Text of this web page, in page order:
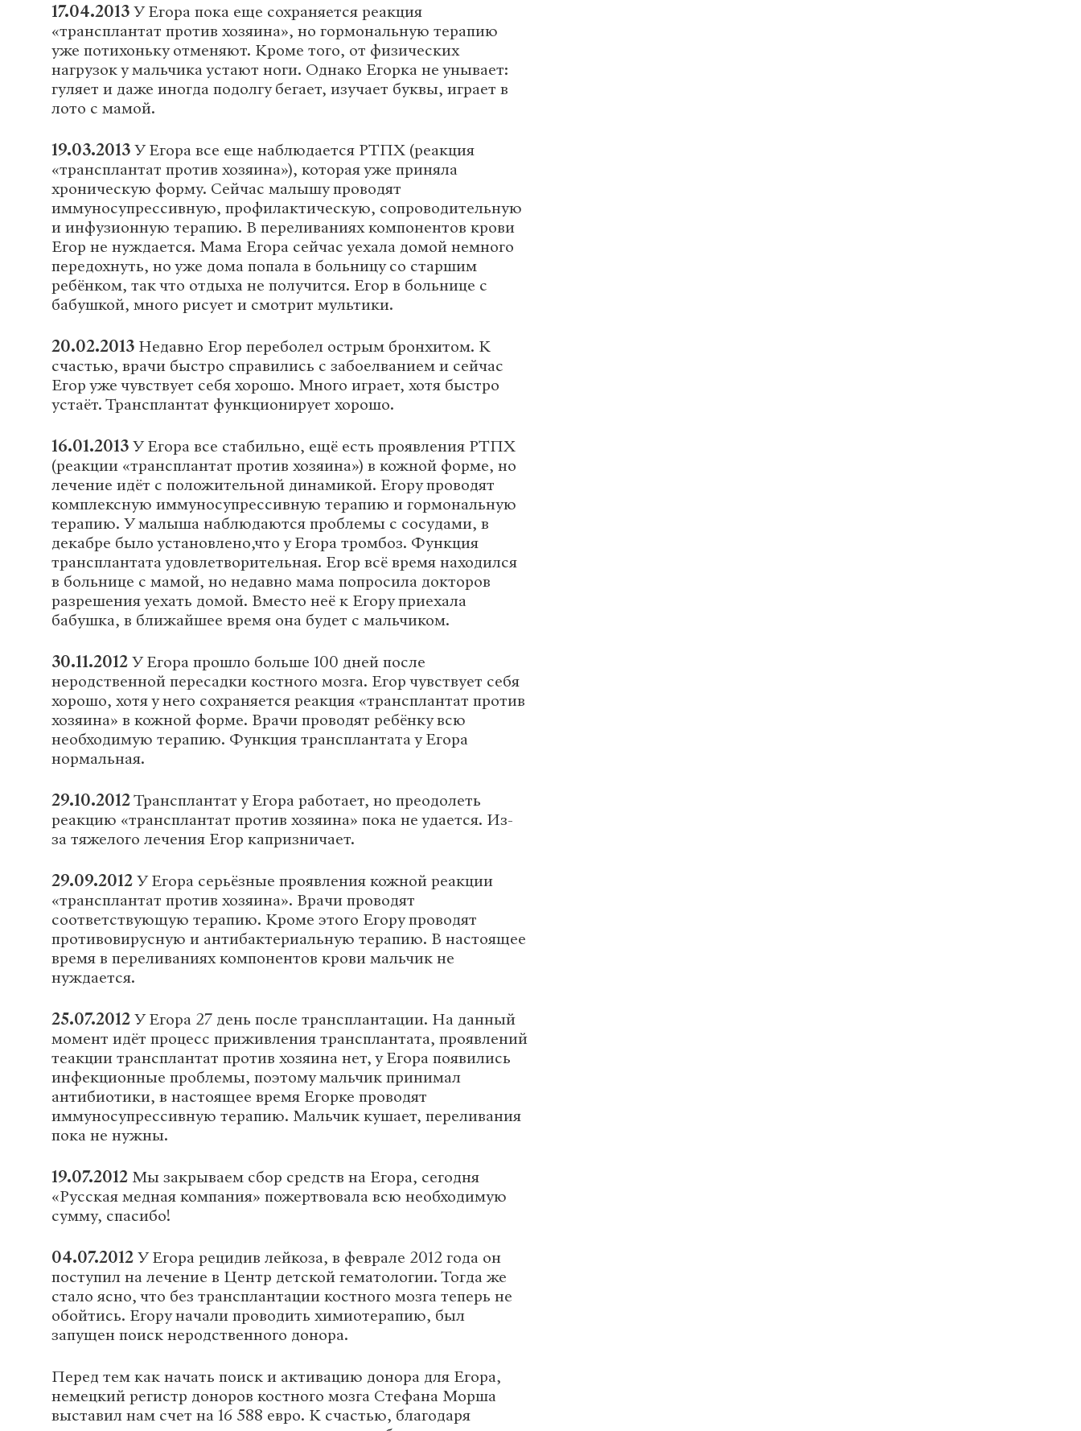
17.04.2013У Егора пока еще сохраняется реакция
«трансплантат против хозяина», но гормональную терапию
уже потихоньку отменяют. Кроме того, от физических
нагрузок у мальчика устают ноги. Однако Егорка не унывает:
гуляет и даже иногда подолгу бегает, изучает буквы, играет в
лото с мамой.
19.03.2013У Егора все еще наблюдается РТПХ (реакция
«трансплантат против хозяина»), которая уже приняла
хроническую форму. Сейчас малышу проводят
иммуносупрессивную, профилактическую, сопроводительную
и инфузионную терапию. В переливаниях компонентов крови
Егор не нуждается. Мама Егора сейчас уехала домой немного
передохнуть, но уже дома попала в больницу со старшим
ребёнком, так что отдыха не получится. Егор в больнице с
бабушкой, много рисует и смотрит мультики.
20.02.2013 Недавно Егор переболел острым бронхитом. К
счастью, врачи быстро справились с забоелванием и сейчас
Егор уже чувствует себя хорошо. Много играет, хотя быстро
устаёт. Трансплантат функционирует хорошо.
16.01.2013У Егора все стабильно, ещё есть проявления РТПХ
(реакции «трансплантат против хозяина») в кожной форме, но
лечение идёт с положительной динамикой. Егору проводят
комплексную иммуносупрессивную терапию и гормональную
терапию. У малыша наблюдаются проблемы с сосудами, в
декабре было установлено,что у Егора тромбоз. Функция
трансплантата удовлетворительная. Егор всё время находился
в больнице с мамой, но недавно мама попросила докторов
разрешения уехать домой. Вместо неё к Егору приехала
бабушка, в ближайшее время она будет с мальчиком.
30.11.2012У Егора прошло больше 100 дней после
неродственной пересадки костного мозга. Егор чувствует себя
хорошо, хотя у него сохраняется реакция «трансплантат против
хозяина» в кожной форме. Врачи проводят ребёнку всю
необходимую терапию. Функция трансплантата у Егора
нормальная.
29.10.2012Трансплантат у Егора работает, но преодолеть
реакцию «трансплантат против хозяина» пока не удается. Из-
за тяжелого лечения Егор капризничает.
29.09.2012У Егора серьёзные проявления кожной реакции
«трансплантат против хозяина». Врачи проводят
соответствующую терапию. Кроме этого Егору проводят
противовирусную и антибактериальную терапию. В настоящее
время в переливаниях компонентов крови мальчик не
нуждается.
25.07.2012У Егора 27 день после трансплантации. На данный
момент идёт процесс приживления трансплантата, проявлений
теакции трансплантат против хозяина нет, у Егора появились
инфекционные проблемы, поэтому мальчик принимал
антибиотики, в настоящее время Егорке проводят
иммуносупрессивную терапию. Мальчик кушает, переливания
пока не нужны.
19.07.2012 Мы закрываем сбор средств на Егора, сегодня
«Русская медная компания» пожертвовала всю необходимую
сумму, спасибо!
04.07.2012У Егора рецидив лейкоза, в феврале 2012 года он
поступил на лечение в Центр детской гематологии. Тогда же
стало ясно, что без трансплантации костного мозга теперь не
обойтись. Егору начали проводить химиотерапию, был
запущен поиск неродственного донора.
Перед тем как начать поиск и активацию донора для Егора,
немецкий регистр доноров костного мозга Стефана Морша
выставил нам счет на 16 588 евро. К счастью, благодаря